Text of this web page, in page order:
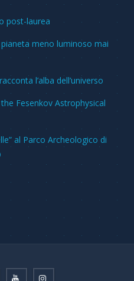
post-laurea
meno luminoso mai
l’alba dell’universo
Fesenkov Astrophysical
al Parco Archeologico di